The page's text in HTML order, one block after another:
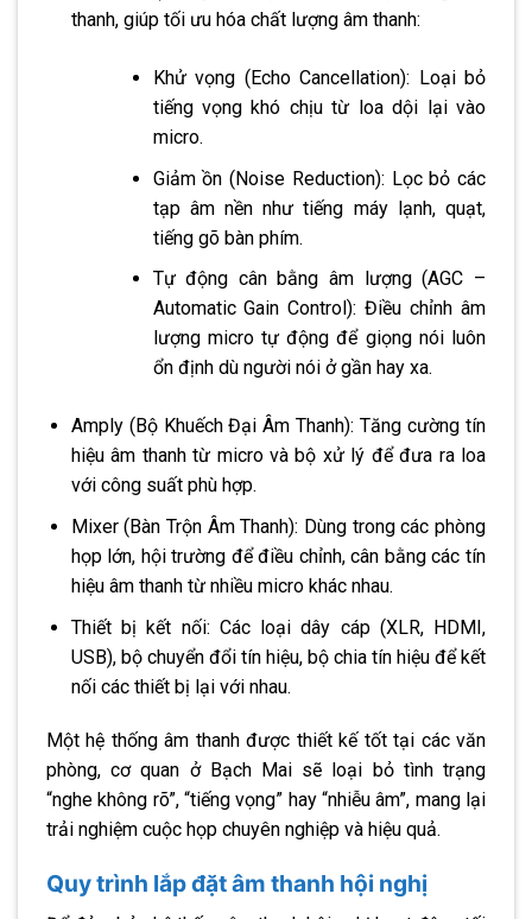
thanh, giúp tối ưu hóa chất lượng âm thanh:
Khử vọng (Echo Cancellation): Loại bỏ
tiếng vọng khó chịu từ loa dội lại vào
micro.
Giảm ồn (Noise Reduction): Lọc bỏ các
tạp âm nền như tiếng máy lạnh, quạt,
tiếng gõ bàn phím.
Tự động cân bằng âm lượng (AGC –
Automatic Gain Control): Điều chỉnh âm
lượng micro tự động để giọng nói luôn
ổn định dù người nói ở gần hay xa.
Amply (Bộ Khuếch Đại Âm Thanh): Tăng cường tín
hiệu âm thanh từ micro và bộ xử lý để đưa ra loa
với công suất phù hợp.
Mixer (Bàn Trộn Âm Thanh): Dùng trong các phòng
họp lớn, hội trường để điều chỉnh, cân bằng các tín
hiệu âm thanh từ nhiều micro khác nhau.
Thiết bị kết nối: Các loại dây cáp (XLR, HDMI,
USB), bộ chuyển đổi tín hiệu, bộ chia tín hiệu để kết
nối các thiết bị lại với nhau.
Một hệ thống âm thanh được thiết kế tốt tại các văn
phòng, cơ quan ở Bạch Mai sẽ loại bỏ tình trạng
“nghe không rõ”, “tiếng vọng” hay “nhiễu âm”, mang lại
trải nghiệm cuộc họp chuyên nghiệp và hiệu quả.
Quy trình lắp đặt âm thanh hội nghị